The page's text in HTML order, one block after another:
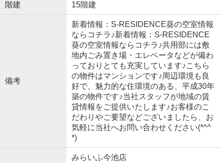
階建 15階建
備考
新着情報：S-RESIDENCE葵の空室情報
ならコチラ♪新着情報：S-RESIDENCE
葵の空室情報ならコチラ♪共用部には敷
地内ごみ置き場・エレベータなどが備わ
っておりとても充実しています♪こちら
の物件はマンションです♪周辺環境も良
好で、魅力的な住環境のある、平成30年
築の物件です♪当社スタッフが地域の賃
貸情報をご提供いたします♪お客様のこ
だわりやご要望などございましたら、お
気軽に当社へお問い合わせください(*^^
*)
みらいふ今池店